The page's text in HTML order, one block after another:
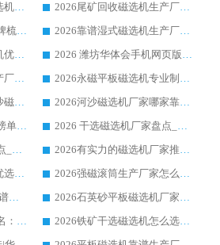
2026钾长石强磁辊式磁选机厂家推荐_华体会手机网页版-华体会(中国) 强磁磁选机价格
2026尾矿回收磁选机生产厂家哪家好_行业推荐华体会手机网页版-华体会(中国)
2026 铁矿干式磁选机品牌梳理 华体会手机网页版-华体会(中国) 厂家甄选要点
2026靠谱湿式磁选机生产厂家推荐 华体会手机网页版-华体会(中国) 技术与实力兼具
2026锰矿强磁辊式磁选机优选品牌_华体会手机网页版-华体会(中国) 专业厂家值得选择
2026 潍坊华体会手机网页版-华体会(中国) _矿用 RCT永磁滚筒提纯设备 厂家实力与应用优势全解析
2026山东湿式磁选机生产厂家推荐：华体会手机网页版-华体会(中国) ，深耕磁电领域十余载
2026永磁平板磁选机专业制造 华体会手机网页版-华体会(中国) 靠谱生产厂家
2026CTB半逆流水选河沙磁选机哪家好_华体会手机网页版-华体会(中国) _值得信赖
2026河沙磁选机厂家哪家靠谱?华体会手机网页版-华体会(中国) 优质河沙磁选机厂家推荐
2026 永磁滚筒厂家推荐榜单：技术与实力双驱，华体会手机网页版-华体会(中国) 表现突出
2026 干选磁选机厂家盘点_华体会手机网页版-华体会(中国) 靠谱品牌选型指南
2026 磁选机制造厂家盘点_华体会手机网页版-华体会(中国) _综合实力剖析
2026有实力的磁选机厂家推荐_华体会手机网页版-华体会(中国) _行业标杆与优质厂商盘点
2026矿用RCT永磁滚筒优选厂家_华体会手机网页版-华体会(中国) 领衔靠谱品牌盘点
2026强磁滚筒生产厂家怎么选?行业口碑推荐华体会手机网页版-华体会(中国)
2026全磁滚筒怎么选?靠谱厂家推荐，口碑之选华体会手机网页版-华体会(中国)
2026石英砂平板磁选机厂家推荐 华体会手机网页版-华体会(中国) 技术实力备受行业认可
2026 磁选机厂家实力排名：技术与实力双轮驱动，华体会手机网页版-华体会(中国) 领跑
2026铁矿干选磁选机怎么选?源头厂家华体会手机网页版-华体会(中国) ，用实力说话